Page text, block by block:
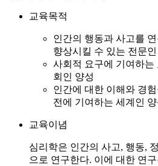
교육목적
인간의 행동과 사고를
향상시킬 수 있는 전문인
사회적 요구에 기여하
회인 양성
인간에 대한 이해와 경
전에 기여하는 세계인 양
교육이념
심리학은 인간의 사고, 행동,
으로 연구한다. 이에 대한 연